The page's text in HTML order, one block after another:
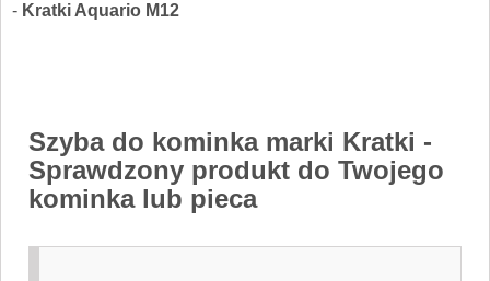
- Kratki Aquario M12
Szyba do kominka marki Kratki -
Sprawdzony produkt do Twojego
kominka lub pieca